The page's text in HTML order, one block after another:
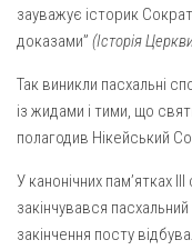
Квіти
Харківщина
Полтавщина
Сумщина
Оголошення
Трансляції
зауважує історик
доказами” (Історія
Так виникли пасхальні
із жидами і тими, що
полагодив Нікейський
У канонічних пам’ятках
закінчувався
закінчення посту